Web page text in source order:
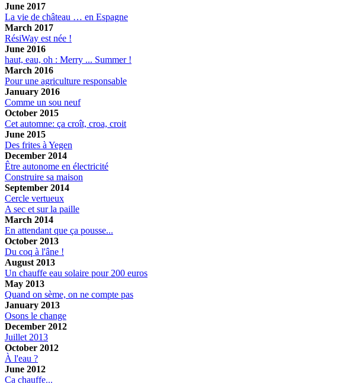
June 2017
La vie de château … en Espagne
March 2017
RésiWay est née !
June 2016
haut, eau, oh : Merry ... Summer !
March 2016
Pour une agriculture responsable
January 2016
Comme un sou neuf
October 2015
Cet automne: ça croît, croa, croit
June 2015
Des frites à Yegen
December 2014
Être autonome en électricité
Construire sa maison
September 2014
Cercle vertueux
A sec et sur la paille
March 2014
En attendant que ça pousse...
October 2013
Du coq à l'âne !
August 2013
Un chauffe eau solaire pour 200 euros
May 2013
Quand on sème, on ne compte pas
January 2013
Osons le change
December 2012
Juillet 2013
October 2012
À l'eau ?
June 2012
Ça chauffe...